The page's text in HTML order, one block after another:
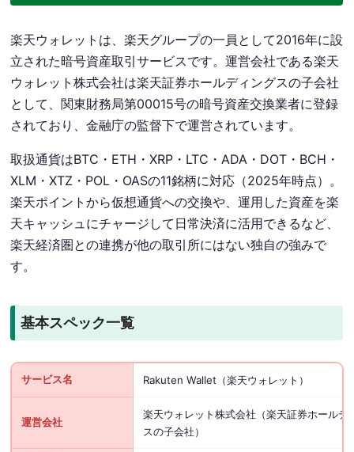
楽天ウォレットは、楽天グループの一員として2016年に設
立された暗号資産取引サービスです。運営会社である楽天
ウォレット株式会社は楽天証券ホールディングスの子会社
として、関東財務局第00015号の暗号資産交換業者に登録
されており、金融庁の監督下で運営されています。
取扱通貨はBTC・ETH・XRP・LTC・ADA・DOT・BCH・
XLM・XTZ・POL・OASの11銘柄に対応（2025年時点）。
楽天ポイントから仮想通貨への交換や、運用した資産を楽
天キャッシュにチャージして日常決済に活用できるなど、
楽天経済圏との連携が他の取引所にはない独自の強みで
す。
基本スペック一覧
サービス名 Rakuten Wallet（楽天ウォレット）
運営会社
楽天ウォレット株式会社（楽天証券ホールデ
スの子会社）